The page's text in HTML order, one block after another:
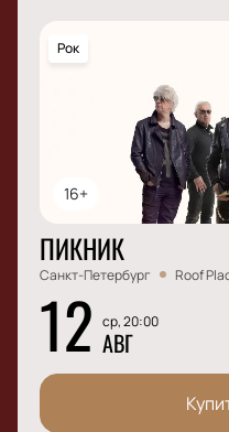
16+
Рок
ПИКНИК
Санкт-Петербург Roof
12 ср, 20:00
АВГ